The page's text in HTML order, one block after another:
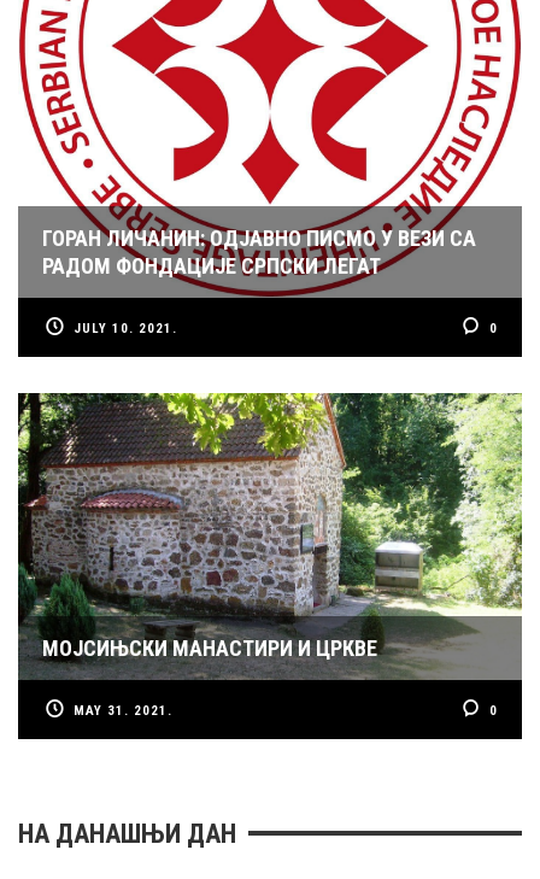
ГОРАН ЛИЧАНИН: ОДЈАВНО ПИСМО У ВЕЗИ СА
РАДОМ ФОНДАЦИЈЕ СРПСКИ ЛЕГАТ
JULY 10. 2021. 0
МОЈСИЊСКИ МАНАСТИРИ И ЦРКВЕ
MAY 31. 2021. 0
НА ДАНАШЊИ ДАН